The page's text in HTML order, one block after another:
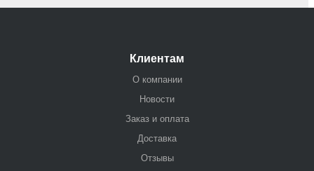
Клиентам
О компании
Новости
Заказ и оплата
Доставка
Отзывы